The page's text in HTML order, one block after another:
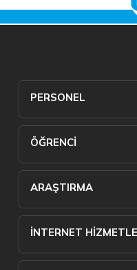
PERSONEL
ÖĞRENCİ
ARAŞTIRMA
İNTERNET